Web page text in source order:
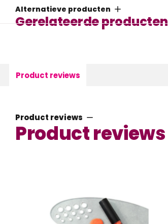
Alternatieve producten
Gerelateerde producten
Product reviews
Product reviews
Product reviews